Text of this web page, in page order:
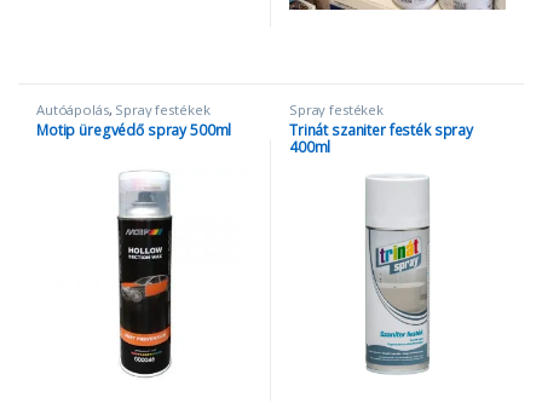
Autóápolás, Spray festékek
Motip üregvédő spray 500ml
Spray festékek
Trinát szaniter festék spray
400ml